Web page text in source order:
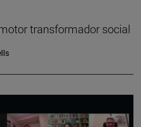
transformador social